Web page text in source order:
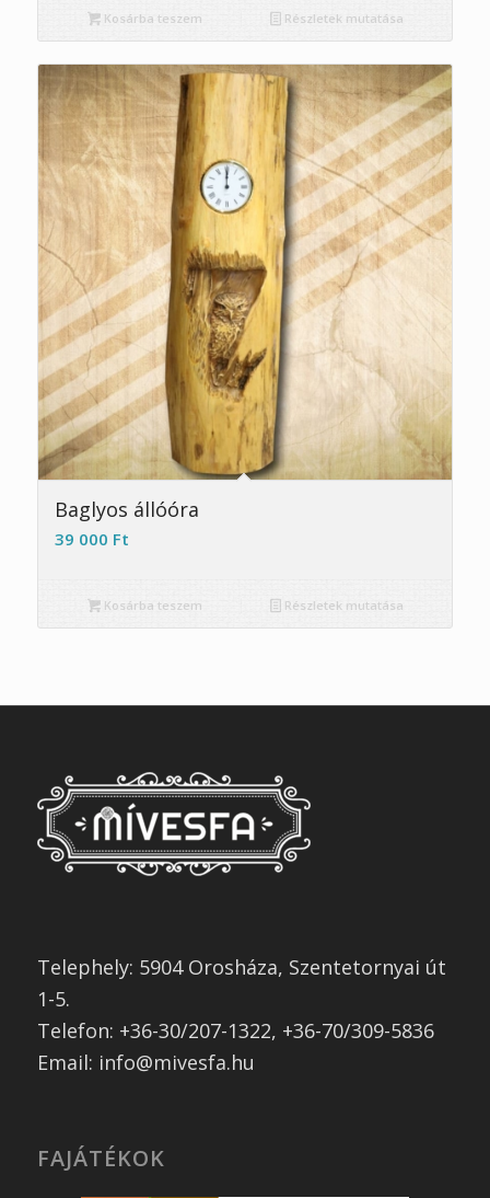
Kosárba teszem Részletek mutatása
Baglyos állóóra
39 000 Ft
Kosárba teszem Részletek mutatása
Telephely: 5904 Orosháza, Szentetornyai út
1-5.
Telefon: +36-30/207-1322, +36-70/309-5836
Email: info@mivesfa.hu
FAJÁTÉKOK